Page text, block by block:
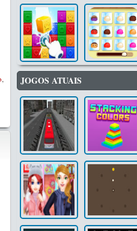
,
JOGOS ATUAIS